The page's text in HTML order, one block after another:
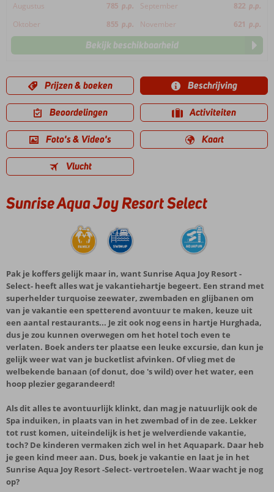
Augustus 785 p.p. September 822 p.p.
Oktober
855 p.p. November 621 p.p.
Bekijk beschikbaarheid
Prijzen & boeken Beschrijving
Beoordelingen Activiteiten
Foto's & Video's Kaart
Vlucht
Sunrise Aqua Joy Resort Select
Pak je koffers gelijk maar in, want Sunrise Aqua Joy Resort -
Select- heeft alles wat je vakantiehartje begeert. Een strand met
superhelder turquoise zeewater, zwembaden en glijbanen om
van je vakantie een spetterend avontuur te maken, keuze uit
een aantal restaurants... Je zit ook nog eens in hartje Hurghada,
dus je zou kunnen overwegen om het hotel toch even te
verlaten. Boek anders ter plaatse een leuke excursie, dan kun je
gelijk weer wat van je bucketlist afvinken. Of vlieg met de
welbekende banaan (of donut, doe 's wild) over het water, een
hoop plezier gegarandeerd!
Als dit alles te avontuurlijk klinkt, dan mag je natuurlijk ook de
Spa induiken, in plaats van in het zwembad of in de zee. Lekker
tot rust komen, uiteindelijk is het je welverdiende vakantie,
toch? De kinderen vermaken zich wel in het Aquapark. Daar heb
je geen kind meer aan. Dus, boek je vakantie en laat je in het
Sunrise Aqua Joy Resort -Select- vertroetelen. Waar wacht je nog
op?